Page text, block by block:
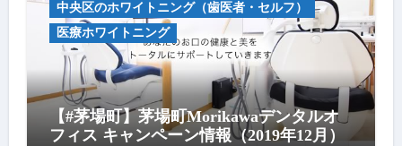
中央区のホワイトニング（歯医者・セルフ）
医療ホワイトニング
【#茅場町】茅場町Morikawaデンタルオ
フィス キャンペーン情報（2019年12月）